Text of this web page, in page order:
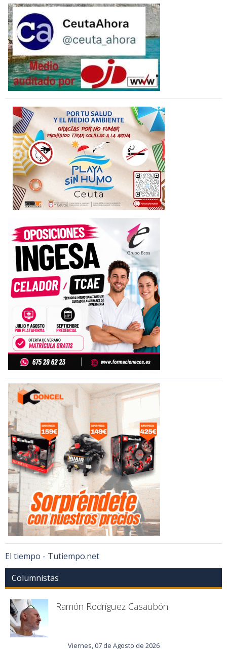
El tiempo - Tutiempo.net
Columnistas
Ramón Rodríguez Casaubón
Viernes, 07 de Agosto de 2026